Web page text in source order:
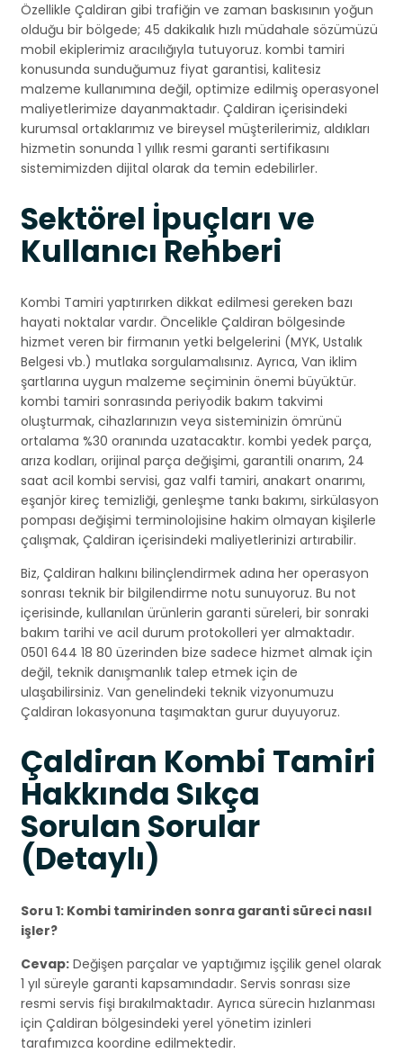
Özellikle Çaldiran gibi trafiğin ve zaman baskısının yoğun
olduğu bir bölgede; 45 dakikalık hızlı müdahale sözümüzü
mobil ekiplerimiz aracılığıyla tutuyoruz. kombi tamiri
konusunda sunduğumuz fiyat garantisi, kalitesiz
malzeme kullanımına değil, optimize edilmiş operasyonel
maliyetlerimize dayanmaktadır. Çaldiran içerisindeki
kurumsal ortaklarımız ve bireysel müşterilerimiz, aldıkları
hizmetin sonunda 1 yıllık resmi garanti sertifikasını
sistemimizden dijital olarak da temin edebilirler.
Sektörel İpuçları ve
Kullanıcı Rehberi
Kombi Tamiri yaptırırken dikkat edilmesi gereken bazı
hayati noktalar vardır. Öncelikle Çaldiran bölgesinde
hizmet veren bir firmanın yetki belgelerini (MYK, Ustalık
Belgesi vb.) mutlaka sorgulamalısınız. Ayrıca, Van iklim
şartlarına uygun malzeme seçiminin önemi büyüktür.
kombi tamiri sonrasında periyodik bakım takvimi
oluşturmak, cihazlarınızın veya sisteminizin ömrünü
ortalama %30 oranında uzatacaktır. kombi yedek parça,
arıza kodları, orijinal parça değişimi, garantili onarım, 24
saat acil kombi servisi, gaz valfi tamiri, anakart onarımı,
eşanjör kireç temizliği, genleşme tankı bakımı, sirkülasyon
pompası değişimi terminolojisine hakim olmayan kişilerle
çalışmak, Çaldiran içerisindeki maliyetlerinizi artırabilir.
Biz, Çaldiran halkını bilinçlendirmek adına her operasyon
sonrası teknik bir bilgilendirme notu sunuyoruz. Bu not
içerisinde, kullanılan ürünlerin garanti süreleri, bir sonraki
bakım tarihi ve acil durum protokolleri yer almaktadır.
0501 644 18 80 üzerinden bize sadece hizmet almak için
değil, teknik danışmanlık talep etmek için de
ulaşabilirsiniz. Van genelindeki teknik vizyonumuzu
Çaldiran lokasyonuna taşımaktan gurur duyuyoruz.
Çaldiran Kombi Tamiri
Hakkında Sıkça
Sorulan Sorular
(Detaylı)
Soru 1: Kombi tamirinden sonra garanti süreci nasıl
işler?
Cevap: Değişen parçalar ve yaptığımız işçilik genel olarak
1 yıl süreyle garanti kapsamındadır. Servis sonrası size
resmi servis fişi bırakılmaktadır. Ayrıca sürecin hızlanması
için Çaldiran bölgesindeki yerel yönetim izinleri
tarafımızca koordine edilmektedir.